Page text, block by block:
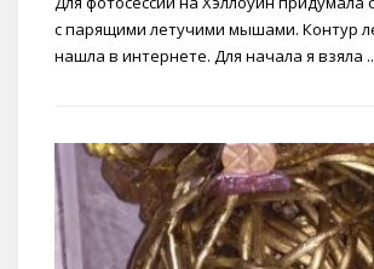
с парящими летучими мышами. Контур
нашла в интернете. Для начала я взяла